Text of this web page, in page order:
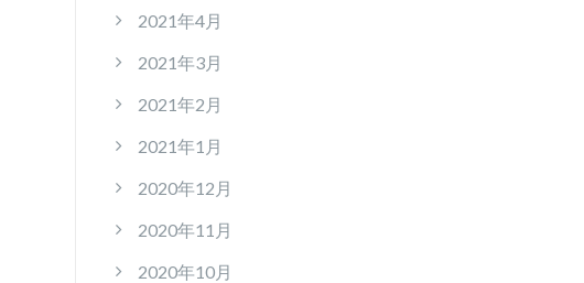
2021年4月
2021年3月
2021年2月
2021年1月
2020年12月
2020年11月
2020年10月